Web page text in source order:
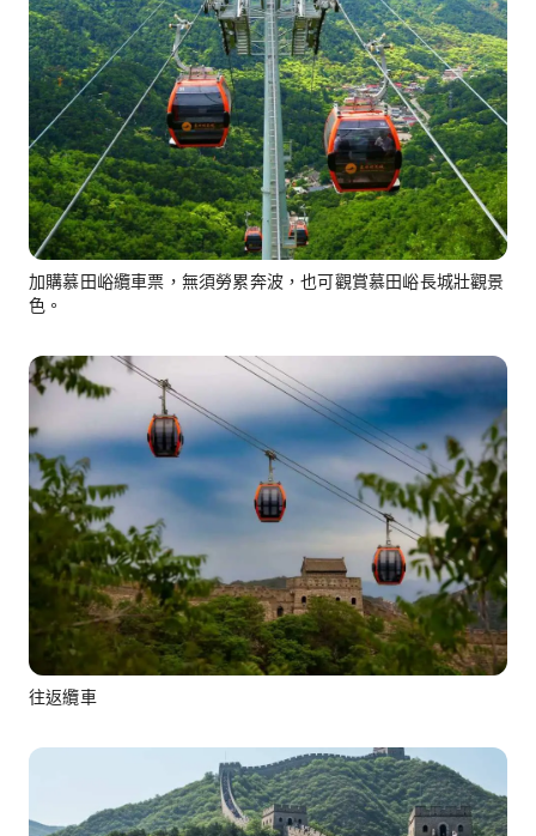
加購慕田峪纜車票，無須勞累奔波，也可觀賞慕田峪長城壯觀景
色。
往返纜車